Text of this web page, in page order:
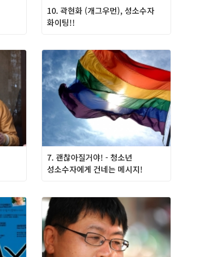
10. 곽현화 (개그우먼), 성소수자
화이팅!!
7. 괜찮아질거야! - 청소년
성소수자에게 건네는 메시지!